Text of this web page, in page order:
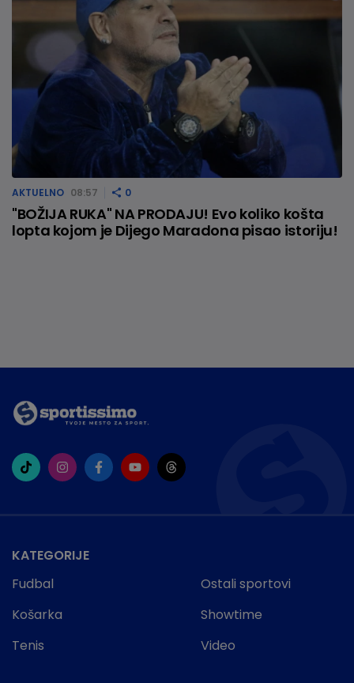
AKTUELNO 08:57 0
"BOŽIJA RUKA" NA PRODAJU! Evo koliko košta
lopta kojom je Dijego Maradona pisao istoriju!
KATEGORIJE
Fudbal
Košarka
Tenis
Ostali sportovi
Showtime
Video